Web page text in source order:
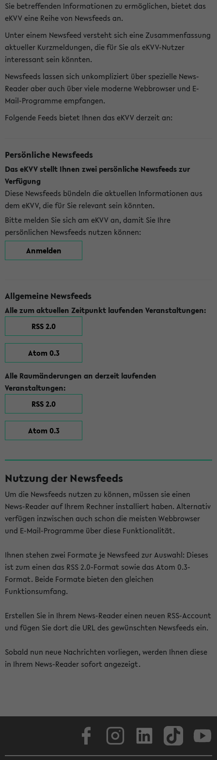
Sie betreffenden Informationen zu ermöglichen, bietet das
eKVV eine Reihe von Newsfeeds an.
Unter einem Newsfeed versteht sich eine Zusammenfassung
aktueller Kurzmeldungen, die für Sie als eKVV-Nutzer
interessant sein könnten.
Newsfeeds lassen sich unkompliziert über spezielle News-
Reader aber auch über viele moderne Webbrowser und E-
Mail-Programme empfangen.
Folgende Feeds bietet Ihnen das eKVV derzeit an:
Persönliche Newsfeeds
Das eKVV stellt Ihnen zwei persönliche Newsfeeds zur
Verfügung
Diese Newsfeeds bündeln die aktuellen Informationen aus
dem eKVV, die für Sie relevant sein könnten.
Bitte melden Sie sich am eKVV an, damit Sie Ihre
persönlichen Newsfeeds nutzen können:
Anmelden
Allgemeine Newsfeeds
Alle zum aktuellen Zeitpunkt laufenden Veranstaltungen:
RSS 2.0
Atom 0.3
Alle Raumänderungen an derzeit laufenden
Veranstaltungen:
RSS 2.0
Atom 0.3
Nutzung der Newsfeeds
Um die Newsfeeds nutzen zu können, müssen sie einen
News-Reader auf Ihrem Rechner installiert haben. Alternativ
verfügen inzwischen auch schon die meisten Webbrowser
und E-Mail-Programme über diese Funktionalität.
Ihnen stehen zwei Formate je Newsfeed zur Auswahl: Dieses
ist zum einen das RSS 2.0-Format sowie das Atom 0.3-
Format. Beide Formate bieten den gleichen
Funktionsumfang.
Erstellen Sie in Ihrem News-Reader einen neuen RSS-Account
und fügen Sie dort die URL des gewünschten Newsfeeds ein.
Sobald nun neue Nachrichten vorliegen, werden Ihnen diese
in Ihrem News-Reader sofort angezeigt.